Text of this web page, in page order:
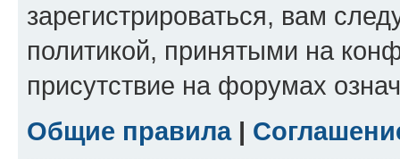
зарегистрироваться, вам
политикой, принятыми на
присутствие на форумах
Общие правила|